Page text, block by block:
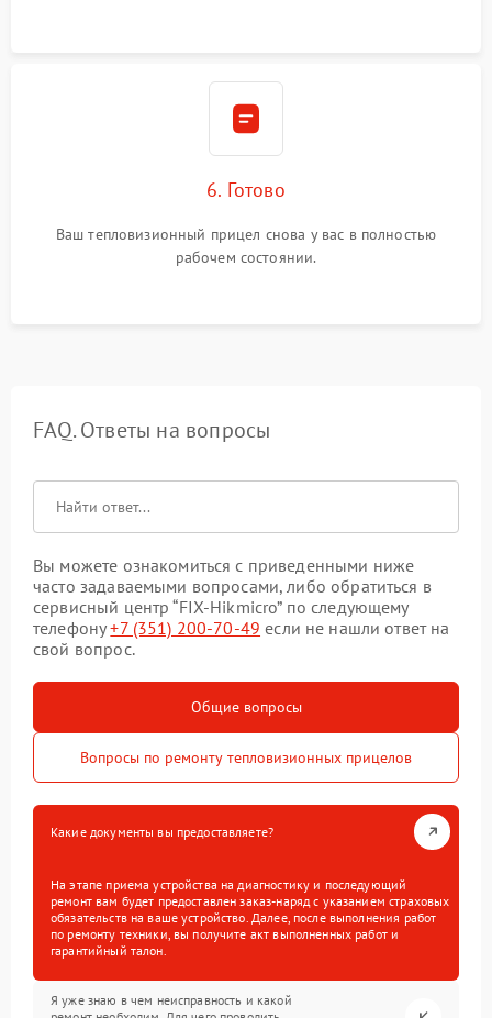
6. Готово
Ваш тепловизионный прицел снова у вас в полностью
рабочем состоянии.
FAQ. Ответы на вопросы
Вы можете ознакомиться с приведенными ниже
часто задаваемыми вопросами, либо обратиться в
сервисный центр “FIX-Hikmicro” по следующему
телефону+7 (351) 200-70-49 если не нашли ответ на
свой вопрос.
Общие вопросы
Вопросы по ремонту тепловизионных прицелов
Какие документы вы предоставляете?
На этапе приема устройства на диагностику и последующий
ремонт вам будет предоставлен заказ-наряд с указанием страховых
обязательств на ваше устройство. Далее, после выполнения работ
по ремонту техники, вы получите акт выполненных работ и
гарантийный талон.
Я уже знаю в чем неисправность и какой